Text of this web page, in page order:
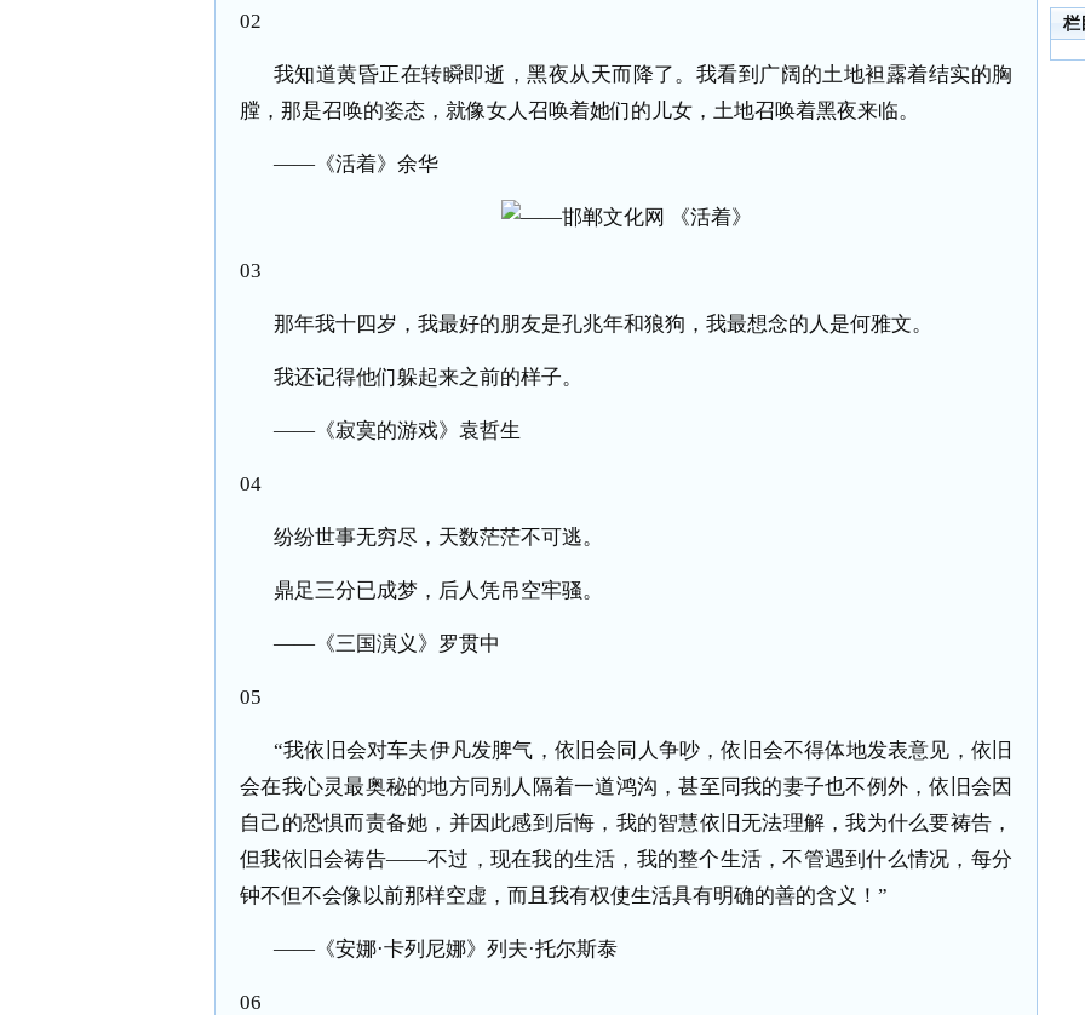
02
我知道黄昏正在转瞬即逝，黑夜从天而降了。我看到广阔的土地袒露着结实的胸
膛，那是召唤的姿态，就像女人召唤着她们的儿女，土地召唤着黑夜来临。
——《活着》余华
03
那年我十四岁，我最好的朋友是孔兆年和狼狗，我最想念的人是何雅文。
我还记得他们躲起来之前的样子。
——《寂寞的游戏》袁哲生
04
纷纷世事无穷尽，天数茫茫不可逃。
鼎足三分已成梦，后人凭吊空牢骚。
——《三国演义》罗贯中
05
“我依旧会对车夫伊凡发脾气，依旧会同人争吵，依旧会不得体地发表意见，依旧
会在我心灵最奥秘的地方同别人隔着一道鸿沟，甚至同我的妻子也不例外，依旧会因
自己的恐惧而责备她，并因此感到后悔，我的智慧依旧无法理解，我为什么要祷告，
但我依旧会祷告——不过，现在我的生活，我的整个生活，不管遇到什么情况，每分
钟不但不会像以前那样空虚，而且我有权使生活具有明确的善的含义！”
——《安娜·卡列尼娜》列夫·托尔斯泰
06
栏